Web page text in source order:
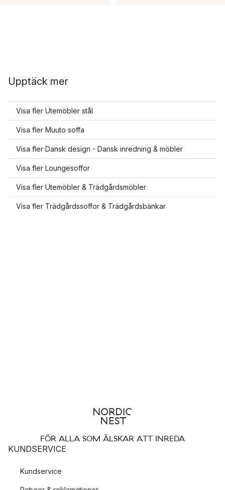
Upptäck mer
Visa fler Utemöbler stål
Visa fler Muuto soffa
Visa fler Dansk design - Dansk inredning & möbler
Visa fler Loungesoffor
Visa fler Utemöbler & Trädgårdsmöbler
Visa fler Trädgårdssoffor & Trädgårdsbänkar
FÖR ALLA SOM ÄLSKAR ATT INREDA
KUNDSERVICE
Kundservice